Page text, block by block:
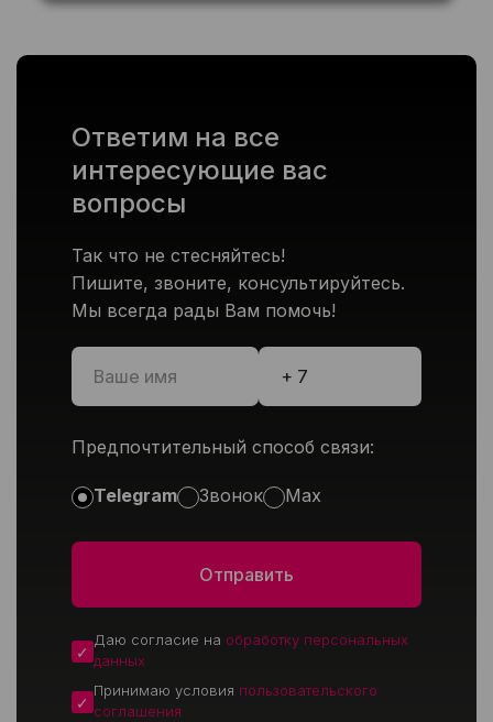
Ответим на все
интересующие вас
вопросы
Так что не стесняйтесь!
Пишите, звоните, консультируйтесь.
Мы всегда рады Вам помочь!
Предпочтительный способ связи:
Telegram Звонок Max
Даю согласие на обработку персональных
данных
Принимаю условия пользовательского
соглашения